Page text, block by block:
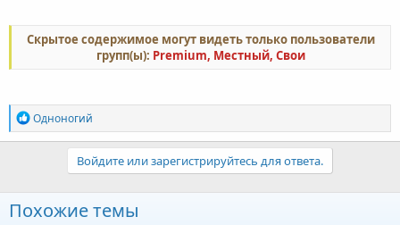
Скрытое содержимое могут видеть только пользователи
групп(ы): Premium, Местный, Свои
Р
е
а
:
Одноногий
Войдите или зарегистрируйтесь для ответа.
Похожие темы